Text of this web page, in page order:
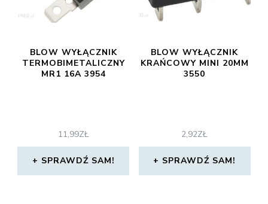
BLOW WYŁĄCZNIK
TERMOBIMETALICZNY
MR1 16A 3954
11,99ZŁ
SPRAWDŹ SAM!
BLOW WYŁĄCZNIK
KRAŃCOWY MINI 20MM
3550
2,92ZŁ
SPRAWDŹ SAM!